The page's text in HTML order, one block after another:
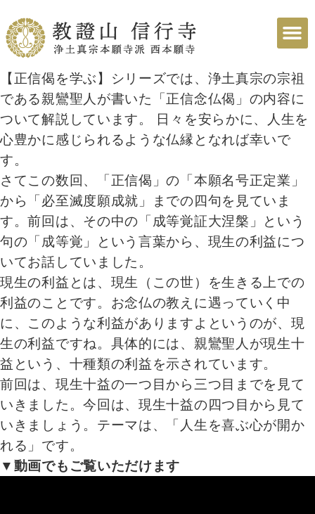
【正信偈を学ぶ】シリーズでは、浄土真宗の宗祖
である親鸞聖人が書いた「正信念仏偈」の内容に
ついて解説しています。 日々を安らかに、人生を
心豊かに感じられるような仏縁となれば幸いで
す。
さてこの数回、「正信偈」の「本願名号正定業」
から「必至滅度願成就」までの四句を見ていま
す。前回は、その中の「成等覚証大涅槃」という
句の「成等覚」という言葉から、現生の利益につ
いてお話していました。
現生の利益とは、現生（この世）を生きる上での
利益のことです。お念仏の教えに遇っていく中
に、このような利益がありますよというのが、現
生の利益ですね。具体的には、親鸞聖人が現生十
益という、十種類の利益を示されています。
前回は、現生十益の一つ目から三つ目までを見て
いきました。今回は、現生十益の四つ目から見て
いきましょう。テーマは、「人生を喜ぶ心が開か
れる」です。
▼動画でもご覧いただけます